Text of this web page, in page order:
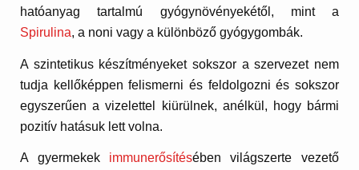
hatóanyag tartalmú gyógynövényekétől, mint a
Spirulina, a noni vagy a különböző gyógygombák.
A szintetikus készítményeket sokszor a szervezet nem
tudja kellőképpen felismerni és feldolgozni és sokszor
egyszerűen a vizelettel kiürülnek, anélkül, hogy bármi
pozitív hatásuk lett volna.
A gyermekek immunerősítésében világszerte vezető